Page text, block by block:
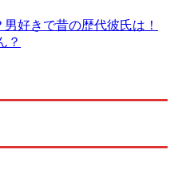
好きで昔の歴代彼氏は！
？